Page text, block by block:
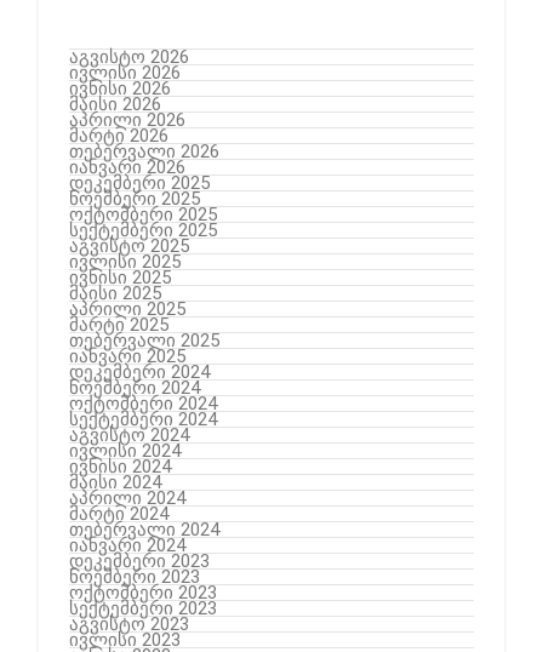
აგვისტო 2026
ივლისი 2026
ივნისი 2026
მაისი 2026
აპრილი 2026
მარტი 2026
თებერვალი 2026
იანვარი 2026
დეკემბერი 2025
ნოემბერი 2025
ოქტომბერი 2025
სექტემბერი 2025
აგვისტო 2025
ივლისი 2025
ივნისი 2025
მაისი 2025
აპრილი 2025
მარტი 2025
თებერვალი 2025
იანვარი 2025
დეკემბერი 2024
ნოემბერი 2024
ოქტომბერი 2024
სექტემბერი 2024
აგვისტო 2024
ივლისი 2024
ივნისი 2024
მაისი 2024
აპრილი 2024
მარტი 2024
თებერვალი 2024
იანვარი 2024
დეკემბერი 2023
ნოემბერი 2023
ოქტომბერი 2023
სექტემბერი 2023
აგვისტო 2023
ივლისი 2023